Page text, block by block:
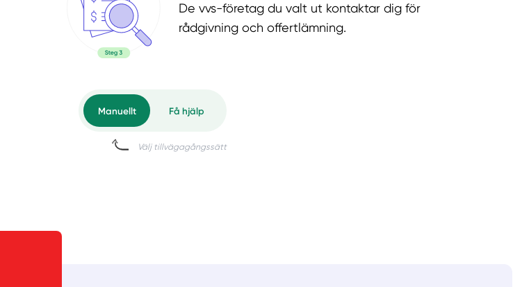
De vvs-företag du valt ut kontaktar dig för
rådgivning och offertlämning.